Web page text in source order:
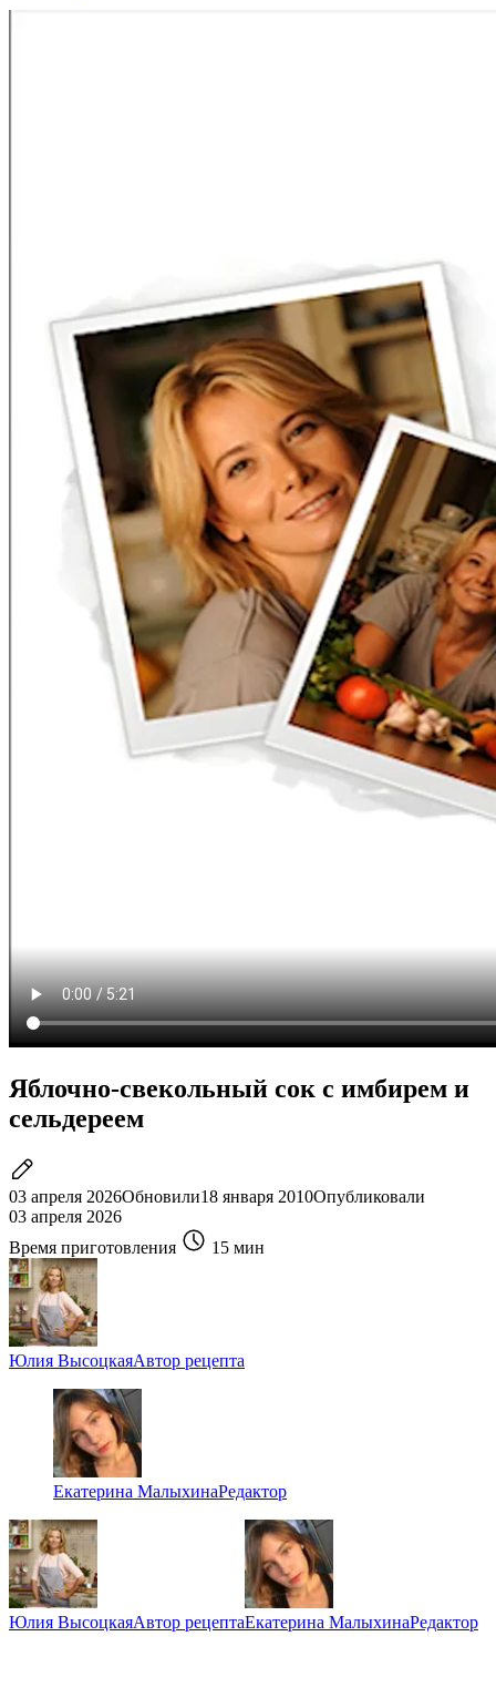
Яблочно-свекольный сок с имбирем и
сельдереем
03 апреля 2026Обновили18 января 2010Опубликовали
03 апреля 2026
Время приготовления
15 мин
Юлия ВысоцкаяАвтор рецепта
Екатерина МалыхинаРедактор
Юлия ВысоцкаяАвтор рецептаЕкатерина МалыхинаРедактор